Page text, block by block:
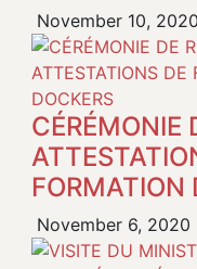
November 10, 2020
CÉRÉMONIE
FORMATION
November 6, 2020